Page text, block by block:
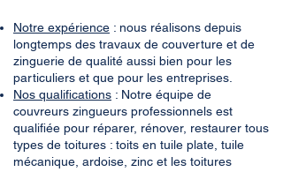
Notre expérience : nous réalisons depuis
longtemps des travaux de couverture et de
zinguerie de qualité aussi bien pour les
particuliers et que pour les entreprises.
Nos qualifications : Notre équipe de
couvreurs zingueurs professionnels est
qualifiée pour réparer, rénover, restaurer tous
types de toitures : toits en tuile plate, tuile
mécanique, ardoise, zinc et les toitures